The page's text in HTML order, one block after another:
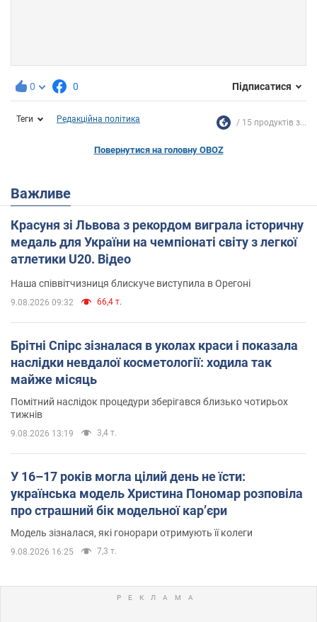
0 0 Підписатися
Теги Редакційна політика 15 продуктів з...
Повернутися на головну OBOZ
Важливе
Красуня зі Львова з рекордом виграла історичну
медаль для України на чемпіонаті світу з легкої
атлетики U20. Відео
Наша співвітчизниця блискуче виступила в Орегоні
9.08.2026 09:32 66,4 т.
Брітні Спірс зізналася в уколах краси і показала
наслідки невдалої косметології: ходила так
майже місяць
Помітний наслідок процедури зберігався близько чотирьох
тижнів
9.08.2026 13:19 3,4 т.
У 16–17 років могла цілий день не їсти:
українська модель Христина Пономар розповіла
про страшний бік модельної кар’єри
Модель зізналася, які гонорари отримують її колеги
9.08.2026 16:25 7,3 т.